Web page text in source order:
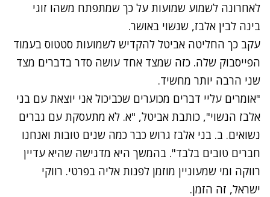
לאחרונה לשמוע שמועות על כך שמתפתח משהו זוגי
בינה לבין אלבז, שנשוי באושר.
עקב כך החליטה אביטל להקדיש לשמועות סטטוס בעמוד
הפייסבוק שלה. כזה שמצד אחד עושה סדר בדברים מצד
שני הרבה יותר מחשיד.
"אומרים עליי דברים מכוערים שכביכול אני יוצאת עם בני
אלבז הנשוי", כותבת אביטל, "א. לא מתעסקת עם גברים
נשואים. ב. בני אלבז גרוש כבר כמה שנים טובות ואנחנו
חברים טובים בלבד". בהמשך היא מדגישה שהיא עדיין
רווקה ומי שמעוניין מוזמן לפנות אליה בפרטי. רווקי
ישראל, זה הזמן.